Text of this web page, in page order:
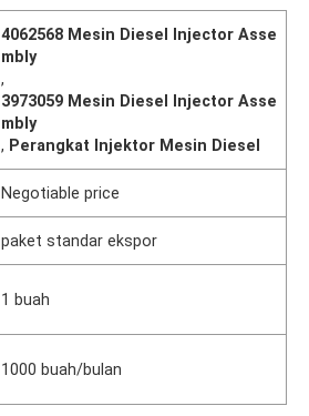
4062568 Mesin Diesel Injector Asse
mbly
,
3973059 Mesin Diesel Injector Asse
mbly
, Perangkat Injektor Mesin Diesel
Negotiable price
paket standar ekspor
1 buah
1000 buah/bulan